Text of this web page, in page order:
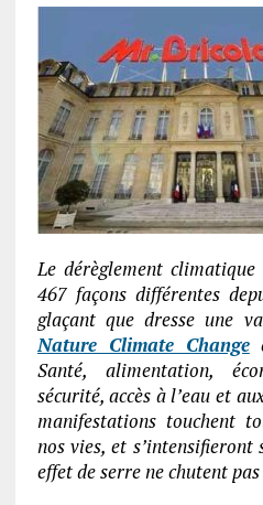
Le dérèglement
467 façons différentes
glaçant que dresse une
Nature Climate Change
Santé, alimentation,
sécurité, accès à l’eau et
manifestations touchent
nos vies, et s’intensifieront
effet de serre ne chutent